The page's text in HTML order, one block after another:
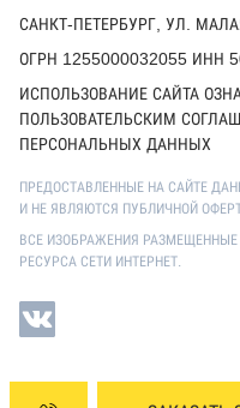
САНКТ-ПЕТЕРБУРГ, УЛ.
ОГРН 1255000032055 ИНН
ИСПОЛЬЗОВАНИЕ САЙТА
ПОЛЬЗОВАТЕЛЬСКИМ
ПЕРСОНАЛЬНЫХ ДАННЫХ
ПРЕДОСТАВЛЕННЫЕ НА САЙТЕ
И НЕ ЯВЛЯЮТСЯ ПУБЛИЧНОЙ
ВСЕ ИЗОБРАЖЕНИЯ
РЕСУРСА СЕТИ ИНТЕРНЕТ.